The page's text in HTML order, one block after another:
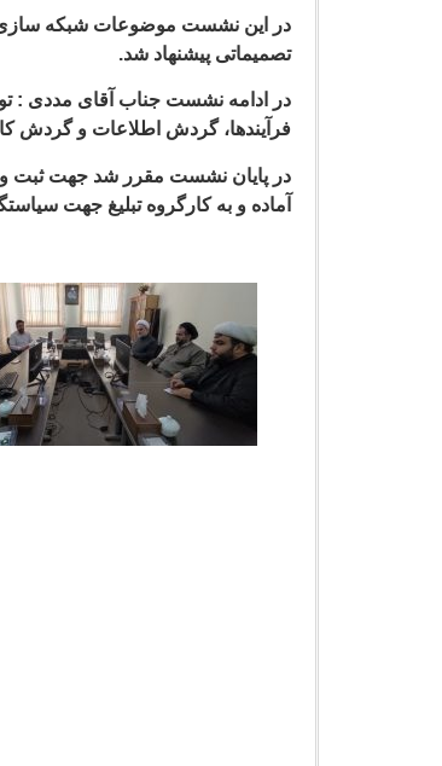
در این نشست موضوعات شبکه سازی،
تصمیماتی پیشنهاد شد.
در ادامه نشست جناب آقای مددی :
فرآیندها، گردش اطلاعات و گردش
در پایان نشست مقرر شد جهت ثبت و
آماده و به کارگروه تبلیغ جهت